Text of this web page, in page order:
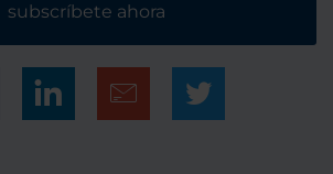
subscríbete ahora